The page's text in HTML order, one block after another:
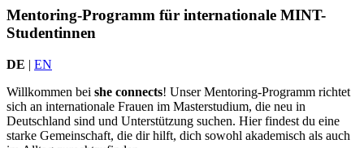
Mentoring-Programm für internationale MINT-
Studentinnen
DE | EN
Willkommen bei she connects! Unser Mentoring-Programm richtet
sich an internationale Frauen im Masterstudium, die neu in
Deutschland sind und Unterstützung suchen. Hier findest du eine
starke Gemeinschaft, die dir hilft, dich sowohl akademisch als auch